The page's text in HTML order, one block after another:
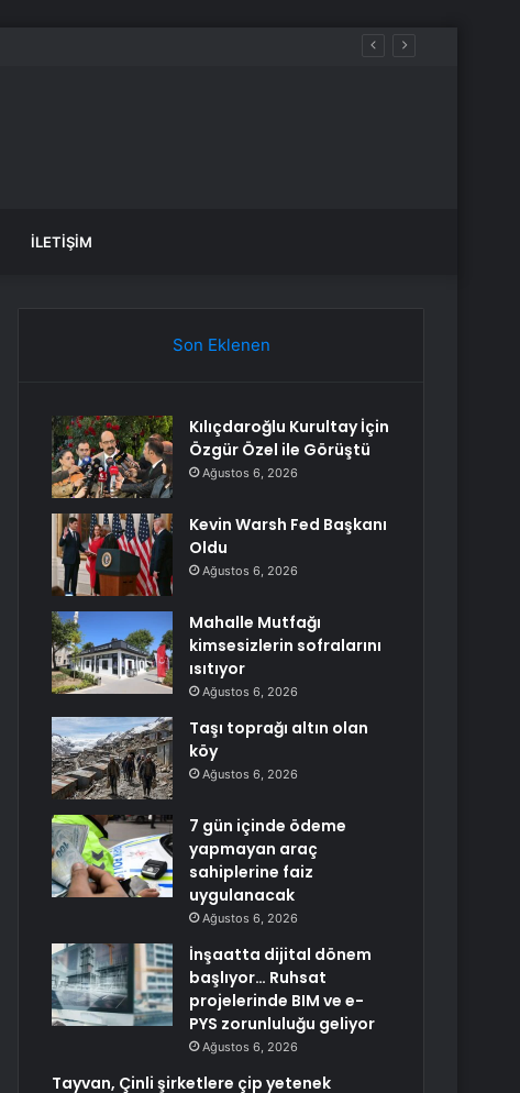
İLETIŞIM
Son Eklenen
Kılıçdaroğlu Kurultay İçin
Özgür Özel ile Görüştü
Ağustos 6, 2026
Kevin Warsh Fed Başkanı
Oldu
Ağustos 6, 2026
Mahalle Mutfağı
kimsesizlerin sofralarını
ısıtıyor
Ağustos 6, 2026
Taşı toprağı altın olan
köy
Ağustos 6, 2026
7 gün içinde ödeme
yapmayan araç
sahiplerine faiz
uygulanacak
Ağustos 6, 2026
İnşaatta dijital dönem
başlıyor… Ruhsat
projelerinde BIM ve e-
PYS zorunluluğu geliyor
Ağustos 6, 2026
Tayvan, Çinli şirketlere çip yetenek